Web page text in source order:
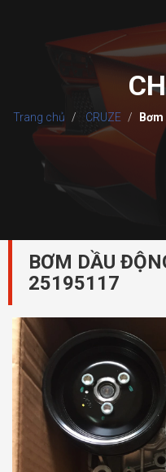
Trang chủ CRUZE
BƠM DẦU
25195117